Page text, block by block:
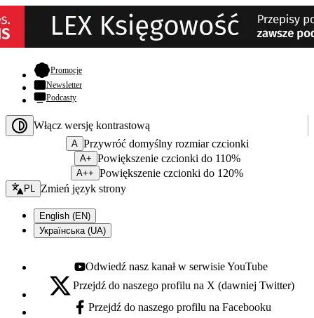
Promocje- otwiera się w nowej karcie
Newsletter
Podcasty
Włącz wersję kontrastową
A Przywróć domyślny rozmiar czcionki
A+ Powiększenie czcionki do 110%
A++ Powiększenie czcionki do 120%
Zmień język - bieżący:
PL Zmień język strony
English (EN)
Українська (UA)
Youtube - otwiera się w nowej karcie
Odwiedź nasz kanał w serwisie YouTube
X - otwiera się w nowej karcie
Przejdź do naszego profilu na X (dawniej Twitter)
Facebook - otwiera się w nowej karcie
Przejdź do naszego profilu na Facebooku